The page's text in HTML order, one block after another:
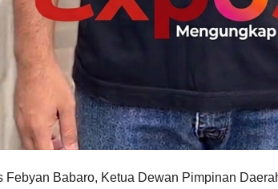
Febyan Babaro, Ketua Dewan Pimpinan